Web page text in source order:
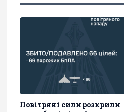
Повітряні сили розкрили